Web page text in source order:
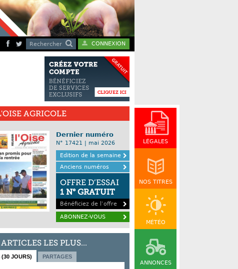
Rechercher CONNEXION
LÉGALES
NOS TITRES
MÉTÉO
ANNONCES
AGRICOLE
Dernier numéro
N° 17421 | mai 2026
Edition de la semaine
Anciens numéros
OFFRE D’ESSAI
1 N° GRATUIT
Bénéficiez de l’offre
ABONNEZ-VOUS
ARTICLES LES PLUS...
(30 JOURS) PARTAGES